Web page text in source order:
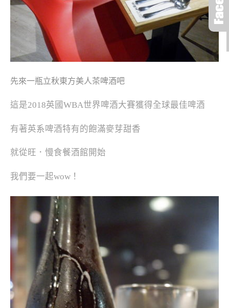
先來一瓶立秋東方美人茶啤酒吧
這是2018英國WBA世界啤酒大賽獲得全球最佳啤酒
有著英系啤酒特有的飽滿麥芽甜香
就從旺．慢食餐酒館開始
我們要一起wow！